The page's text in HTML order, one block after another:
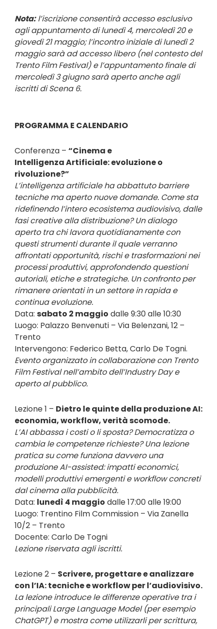
Nota:l’iscrizione consentirà accesso esclusivo
agli appuntamento di lunedì 4, mercoledì 20 e
giovedì 21 maggio; l’incontro iniziale di lunedì 2
maggio sarà ad accesso libero (nel contesto del
Trento Film Festival) e l’appuntamento finale di
mercoledì 3 giugno sarà aperto anche agli
iscritti di Scena 6.
PROGRAMMA E CALENDARIO
Conferenza – “Cinema e
Intelligenza Artificiale: evoluzione o
rivoluzione?”
L’intelligenza artificiale ha abbattuto barriere
tecniche ma aperto nuove domande. Come sta
ridefinendo l’intero ecosistema audiovisivo, dalle
fasi creative alla distribuzione? Un dialogo
aperto tra chi lavora quotidianamente con
questi strumenti durante il quale verranno
affrontati opportunità, rischi e trasformazioni nei
processi produttivi, approfondendo questioni
autoriali, etiche e strategiche. Un confronto per
rimanere orientati in un settore in rapida e
continua evoluzione.
Data: sabato 2 maggio dalle 9:30 alle 10:30
Luogo: Palazzo Benvenuti – Via Belenzani, 12 –
Trento
Intervengono: Federico Betta, Carlo De Togni.
Evento organizzato in collaborazione con Trento
Film Festival nell’ambito dell’Industry Day e
aperto al pubblico.
Lezione 1 – Dietro le quinte della produzione AI:
economia, workflow, verità scomode.
L’AI abbassa i costi o li sposta? Democratizza o
cambia le competenze richieste? Una lezione
pratica su come funziona davvero una
produzione AI-assisted: impatti economici,
modelli produttivi emergenti e workflow concreti
dal cinema alla pubblicità.
Data: lunedì 4 maggio dalle 17:00 alle 19:00
Luogo: Trentino Film Commission – Via Zanella
10/2 – Trento
Docente: Carlo De Togni
Lezione riservata agli iscritti.
Lezione 2 – Scrivere, progettare e analizzare
con l’IA: tecniche e workflow per l’audiovisivo.
La lezione introduce le differenze operative tra i
principali Large Language Model (per esempio
ChatGPT) e mostra come utilizzarli per scrittura,